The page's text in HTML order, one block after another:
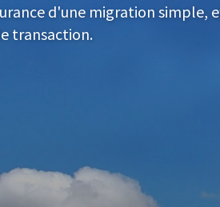
d'une migration simple,
transaction.